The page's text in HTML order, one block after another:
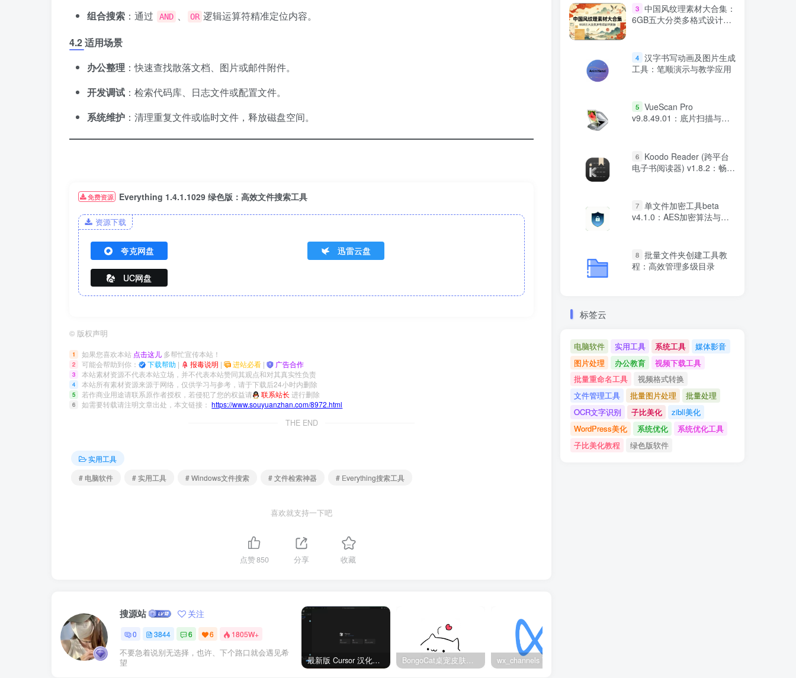
​组合搜索​ ​：通过 AND 、 OR 逻辑运算符精准定位内容。
​4.2 适用场景​
​办公整理​ ​：快速查找散落文档、图片或邮件附件。
​开发调试​ ​：检索代码库、日志文件或配置文件。
​系统维护​ ​：清理重复文件或临时文件，释放磁盘空间。
免费资源 Everything 1.4.1.1029 绿色版：高效文件搜索工具
资源下载
夸克网盘 迅雷云盘
UC网盘
© 版权声明
1 如果您喜欢本站 点击这儿 多帮忙宣传本站！
2 可能会帮助到你： 下载帮助 | 报毒说明 | 进站必看 | 广告合作
3 本站素材资源不代表本站立场，并不代表本站赞同其观点和对其真实性负责
4 本站所有素材资源来源于网络，仅供学习与参考，请于下载后24小时内删除
5 若作商业用途请联系原作者授权，若侵犯了您的权益请 联系站长 进行删除
6 如需要转载请注明文章出处，本文链接：https://www.souyuanzhan.com/8972.html
THE END
实用工具
# 电脑软件
# 实用工具 # Windows文件搜索 # 文件检索神器 # Everything搜索工具
喜欢就支持一下吧
点赞850 分享 收藏
搜源站 关注
0 3844 6 6 1805W+
不要急着说别无选择，也许、下个路口就会遇见希
望
最新版 Cursor 汉化设置中文教程（两种简单方法，附中文语言包下载） BongoCat桌宠皮肤包大全：20款主题皮肤免费下载
3 中国风纹理素材大合集：
6GB五大分类多格式设计资
4 汉字书写动画及图片生成
工具：笔顺演示与教学应用
5 VueScan Pro
v9.8.49.01：底片扫描与
6
Koodo Reader (跨平台
电子书阅读器) v1.8.2：畅享
7 单文件加密工具beta
v4.1.0：AES加密算法与双
8 批量文件夹创建工具教
程：高效管理多级目录
标签云
电脑软件 实用工具 系统工具
媒体影音
图片处理
办公教育
视频下载工具
批量重命名工具
视频格式转换
文件管理工具
批量图片处理
批量处理
OCR文字识别
子比美化
zibll美化
WordPress美化
系统优化
系统优化工具
子比美化教程
绿色版软件